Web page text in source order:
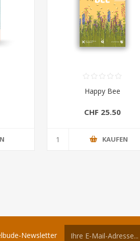
Happy Bee
CHF 25.50
KAUFEN
Newsletter